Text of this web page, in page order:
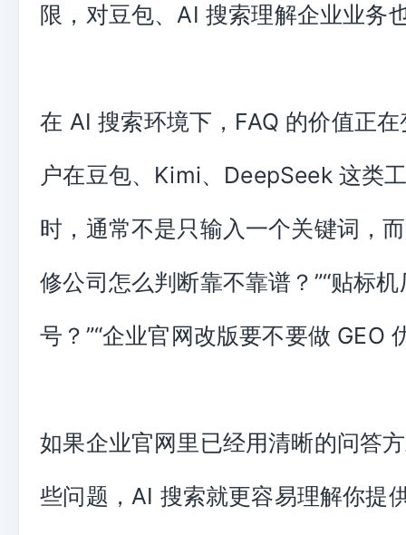
限，对豆包、AI 搜索理解企业业务
在 AI 搜索环境下，FAQ 的价值正
户在豆包、Kimi、DeepSeek 这类
时，通常不是只输入一个关键词，
修公司怎么判断靠不靠谱？”“贴标
号？”“企业官网改版要不要做 GEO
如果企业官网里已经用清晰的问答
些问题，AI 搜索就更容易理解你提